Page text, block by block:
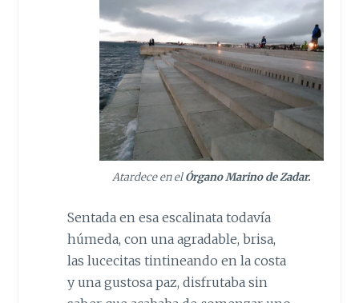
Atardece en elÓrgano Marino de Zadar.
Sentada en esa escalinata todavía
húmeda, con una agradable, brisa,
las lucecitas tintineando en la costa
y una gustosa paz, disfrutaba sin